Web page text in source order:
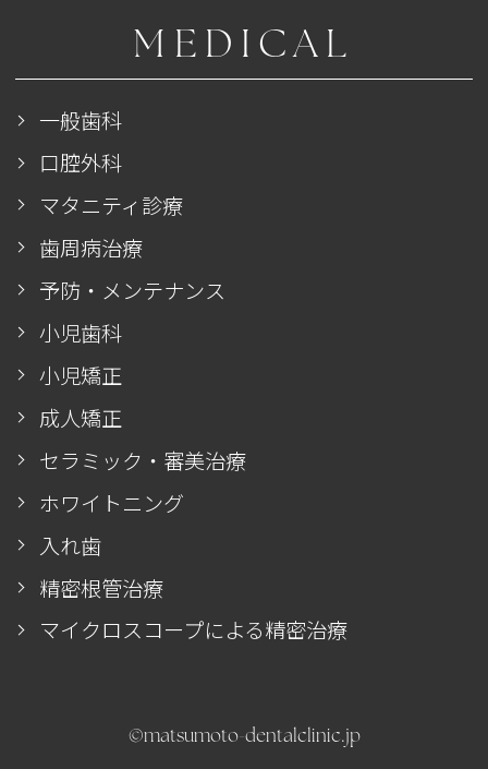
MEDICAL
一般歯科
口腔外科
マタニティ診療
歯周病治療
予防・メンテナンス
小児歯科
小児矯正
成人矯正
セラミック・審美治療
ホワイトニング
入れ歯
精密根管治療
マイクロスコープによる精密治療
©matsumoto-dentalclinic.jp